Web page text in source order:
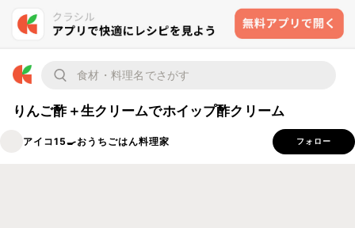
りんご酢＋生クリームでホイップ酢クリーム
アイコ15🍳おうちごはん料理家 フォロー